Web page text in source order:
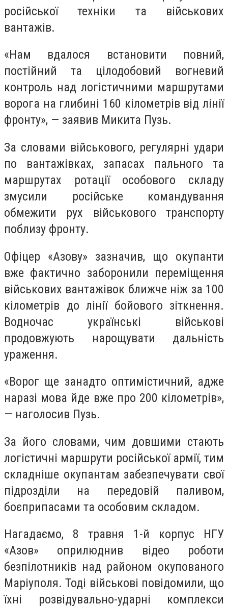
російської техніки та військових
вантажів.
«Нам вдалося встановити повний,
постійний та цілодобовий вогневий
контроль над логістичними маршрутами
ворога на глибині 160 кілометрів від лінії
фронту», — заявив Микита Пузь.
За словами військового, регулярні удари
по вантажівках, запасах пального та
маршрутах ротації особового складу
змусили російське командування
обмежити рух військового транспорту
поблизу фронту.
Офіцер «Азову» зазначив, що окупанти
вже фактично заборонили переміщення
військових вантажівок ближче ніж за 100
кілометрів до лінії бойового зіткнення.
Водночас українські військові
продовжують нарощувати дальність
ураження.
«Ворог ще занадто оптимістичний, адже
наразі мова йде вже про 200 кілометрів»,
— наголосив Пузь.
За його словами, чим довшими стають
логістичні маршрути російської армії, тим
складніше окупантам забезпечувати свої
підрозділи на передовій паливом,
боєприпасами та особовим складом.
Нагадаємо, 8 травня 1-й корпус НГУ
«Азов» оприлюднив відео роботи
безпілотників над районом окупованого
Маріуполя. Тоді військові повідомили, що
їхні розвідувально-ударні комплекси